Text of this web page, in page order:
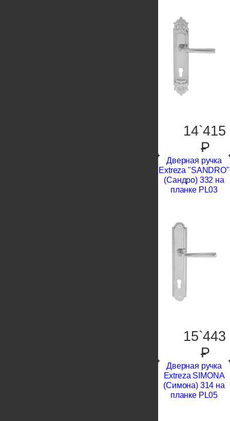
14`415
P
Дверная ручка
Extreza "SANDRO"
(Сандро) 332 на
планке PL03
15`443
P
Дверная ручка
Extreza SIMONA
(Симона) 314 на
планке PL05